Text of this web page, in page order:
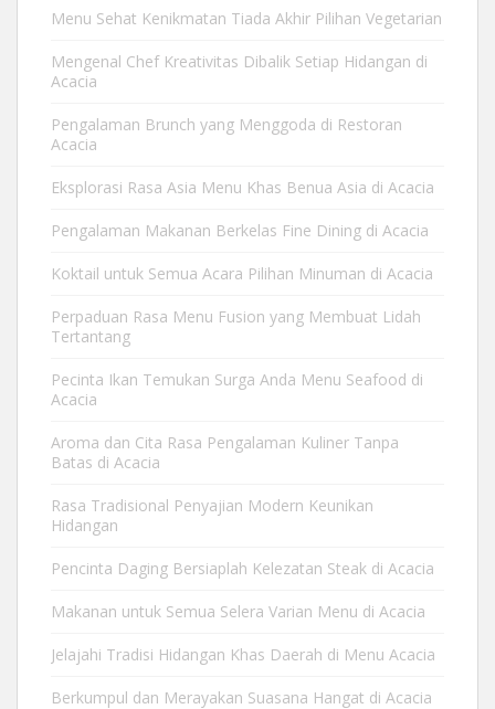
Menu Sehat Kenikmatan Tiada Akhir Pilihan Vegetarian
Mengenal Chef Kreativitas Dibalik Setiap Hidangan di
Acacia
Pengalaman Brunch yang Menggoda di Restoran
Acacia
Eksplorasi Rasa Asia Menu Khas Benua Asia di Acacia
Pengalaman Makanan Berkelas Fine Dining di Acacia
Koktail untuk Semua Acara Pilihan Minuman di Acacia
Perpaduan Rasa Menu Fusion yang Membuat Lidah
Tertantang
Pecinta Ikan Temukan Surga Anda Menu Seafood di
Acacia
Aroma dan Cita Rasa Pengalaman Kuliner Tanpa
Batas di Acacia
Rasa Tradisional Penyajian Modern Keunikan
Hidangan
Pencinta Daging Bersiaplah Kelezatan Steak di Acacia
Makanan untuk Semua Selera Varian Menu di Acacia
Jelajahi Tradisi Hidangan Khas Daerah di Menu Acacia
Berkumpul dan Merayakan Suasana Hangat di Acacia